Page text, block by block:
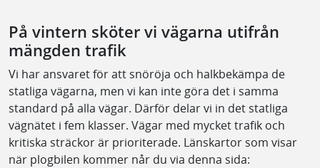
På vintern sköter vi vägarna utifrån
mängden trafik
Vi har ansvaret för att snöröja och halkbekämpa de
statliga vägarna, men vi kan inte göra det i samma
standard på alla vägar. Därför delar vi in det statliga
vägnätet i fem klasser. Vägar med mycket trafik och
kritiska sträckor är prioriterade. Länskartor som visar
när plogbilen kommer når du via denna sida: